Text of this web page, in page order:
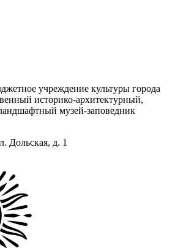
учреждение культуры города
историко-архитектурный,
музей-заповедник
Дольская, д. 1